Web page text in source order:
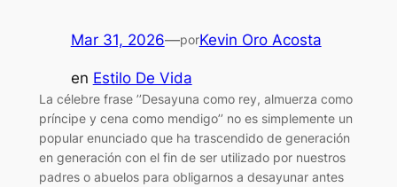
Mar 31, 2026—porKevin Oro Acosta
en Estilo De Vida
La célebre frase ’’Desayuna como rey, almuerza como
príncipe y cena como mendigo’’ no es simplemente un
popular enunciado que ha trascendido de generación
en generación con el fin de ser utilizado por nuestros
padres o abuelos para obligarnos a desayunar antes